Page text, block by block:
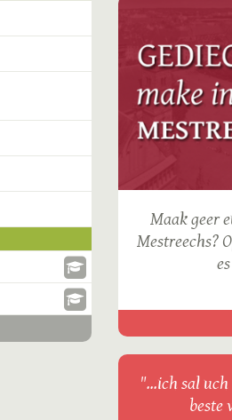
Maak geer
Mestreechs?
"...ich sal
beste